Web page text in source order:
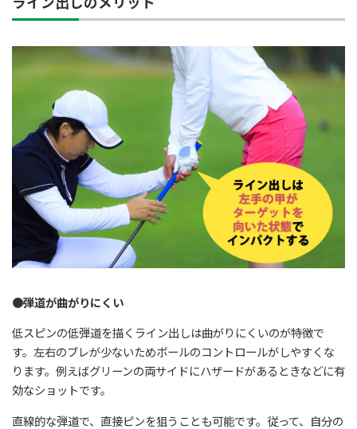
●弾道が曲がりにくい
低スピンの低弾道を描くライン出しは曲がりにくいのが特徴で
す。左右のブレが少ないためボールのコントロールがしやすくな
ります。例えばグリーンの両サイドにハザードがあるときなどに有
効なショットです。
直線的な弾道で、直接ピンを狙うことも可能です。従って、自分の